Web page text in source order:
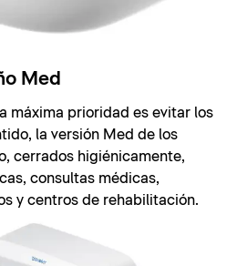
Med
máxima prioridad es evitar los
la versión Med de los
cerrados higiénicamente,
consultas médicas,
y centros de rehabilitación.